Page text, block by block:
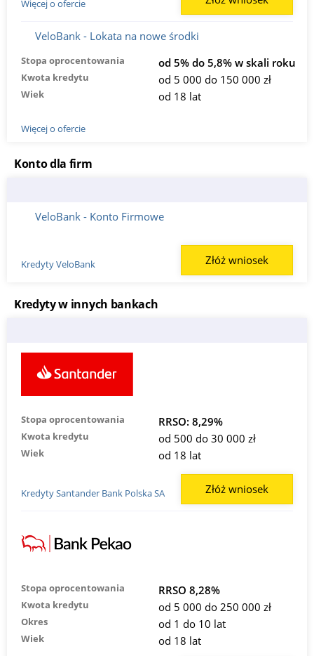
Więcej o ofercie
VeloBank - Lokata na nowe środki
Stopa oprocentowania od 5% do 5,8% w skali roku
Kwota kredytu od 5 000 do 150 000 zł
Wiek od 18 lat
Więcej o ofercie
Konto dla firm
VeloBank - Konto Firmowe
Kredyty VeloBank Złóż wniosek
Kredyty w innych bankach
Stopa oprocentowania RRSO: 8,29%
Kwota kredytu od 500 do 30 000 zł
Wiek od 18 lat
Kredyty Santander Bank Polska SA Złóż wniosek
Stopa oprocentowania RRSO 8,28%
Kwota kredytu od 5 000 do 250 000 zł
Okres od 1 do 10 lat
Wiek od 18 lat